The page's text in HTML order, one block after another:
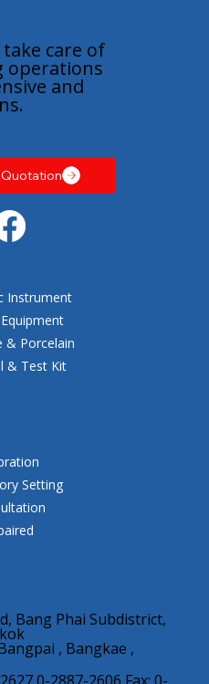
care of
operations
and
Instrument
& Porcelain
& Test Kit
Setting
Bang Phai Subdistrict,
, Bangkae ,